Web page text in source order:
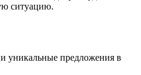
ситуацию.
уникальные предложения в